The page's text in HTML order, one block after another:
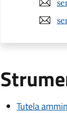
Tutela